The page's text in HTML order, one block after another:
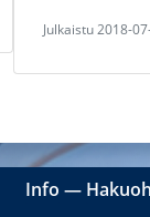
Julkaistu 2018-
Info ―